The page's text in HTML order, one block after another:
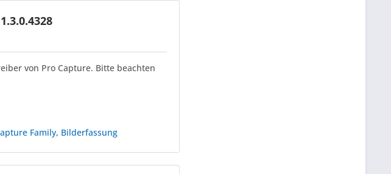
von Pro Capture. Bitte beachten
Family, Bilderfassung